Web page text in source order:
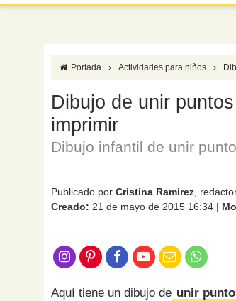
Portada › Actividades para niños ›
Dibujo de unir
imprimir
Dibujo infantil de unir
Publicado por Cristina Ramirez ,
Creado: 21 de mayo de 2015 16:34 |
Aquí tiene un dibujo de unir